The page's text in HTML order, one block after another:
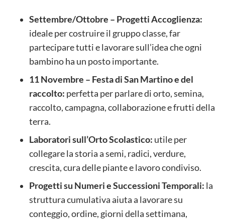
Settembre/Ottobre – Progetti Accoglienza:
ideale per costruire il gruppo classe, far
partecipare tutti e lavorare sull’idea che ogni
bambino ha un posto importante.
11 Novembre – Festa di San Martino e del
raccolto: perfetta per parlare di orto, semina,
raccolto, campagna, collaborazione e frutti della
terra.
Laboratori sull’Orto Scolastico: utile per
collegare la storia a semi, radici, verdure,
crescita, cura delle piante e lavoro condiviso.
Progetti su Numeri e Successioni Temporali: la
struttura cumulativa aiuta a lavorare su
conteggio, ordine, giorni della settimana,